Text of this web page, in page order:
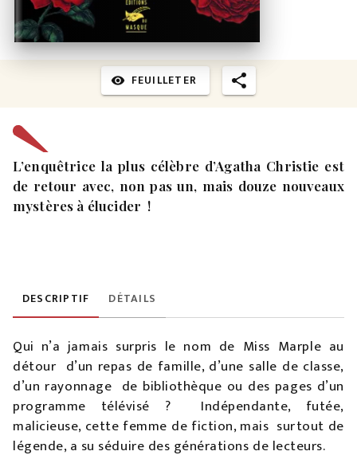
visibility FEUILLETER
L’enquêtrice la plus célèbre d’Agatha Christie est
de retour avec, non pas un, mais douze nouveaux
mystères à élucider !
DESCRIPTIF DÉTAILS
Qui n’a jamais surpris le nom de Miss Marple au
détour d’un repas de famille, d’une salle de classe,
d’un rayonnage de bibliothèque ou des pages d’un
programme télévisé ? Indépendante, futée,
malicieuse, cette femme de fiction, mais surtout de
légende, a su séduire des générations de lecteurs.